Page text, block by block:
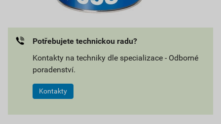
Potřebujete technickou radu?
Kontakty na techniky dle specializace - Odborné
poradenství.
Kontakty